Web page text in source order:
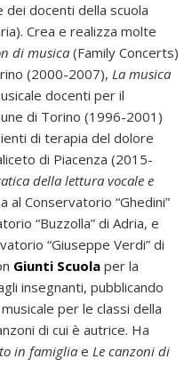
dei docenti della scuola
Crea e realizza molte
di musica (Family Concerts)
(2000-2007), La musica
docenti per il
di Torino (1996-2001)
di terapia del dolore
di Piacenza (2015-
della lettura vocale e
al Conservatorio “Ghedini”
“Buzzolla” di Adria, e
“Giuseppe Verdi” di
Giunti Scuola per la
insegnanti, pubblicando
per le classi della
di cui è autrice. Ha
in famiglia e Le canzoni di